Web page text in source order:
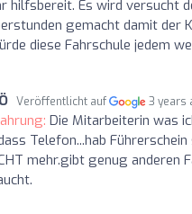
hilfsbereit. Es wird versucht
gemacht damit der
diese Fahrschule jedem
Veröffentlicht auf 3 years
Die Mitarbeiterin was
Telefon...hab
mehr.gibt genug anderen